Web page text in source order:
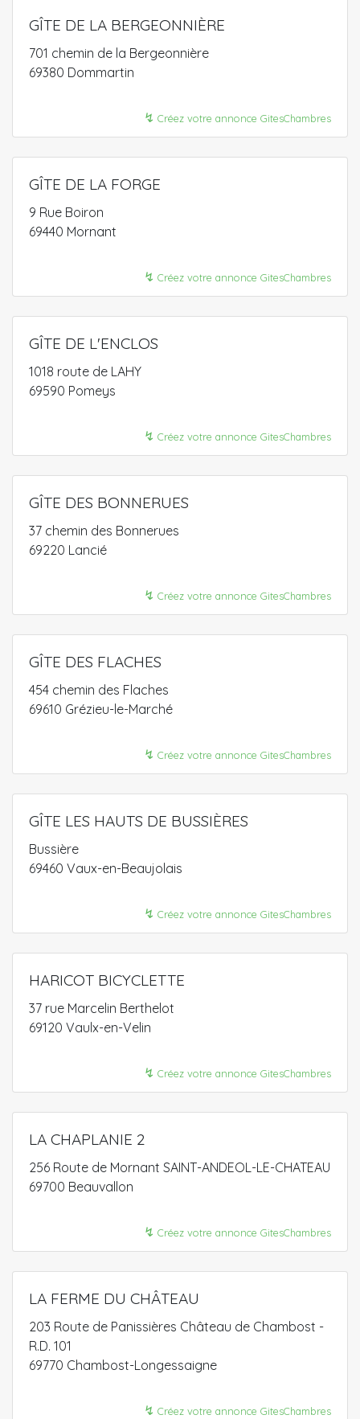
GÎTE DE LA BERGEONNIÈRE
701 chemin de la Bergeonnière
69380 Dommartin
↯ Créez votre annonce GitesChambres
GÎTE DE LA FORGE
9 Rue Boiron
69440 Mornant
↯ Créez votre annonce GitesChambres
GÎTE DE L'ENCLOS
1018 route de LAHY
69590 Pomeys
↯ Créez votre annonce GitesChambres
GÎTE DES BONNERUES
37 chemin des Bonnerues
69220 Lancié
↯ Créez votre annonce GitesChambres
GÎTE DES FLACHES
454 chemin des Flaches
69610 Grézieu-le-Marché
↯ Créez votre annonce GitesChambres
GÎTE LES HAUTS DE BUSSIÈRES
Bussière
69460 Vaux-en-Beaujolais
↯ Créez votre annonce GitesChambres
HARICOT BICYCLETTE
37 rue Marcelin Berthelot
69120 Vaulx-en-Velin
↯ Créez votre annonce GitesChambres
LA CHAPLANIE 2
256 Route de Mornant SAINT-ANDEOL-LE-CHATEAU
69700 Beauvallon
↯ Créez votre annonce GitesChambres
LA FERME DU CHÂTEAU
203 Route de Panissières Château de Chambost -
R.D. 101
69770 Chambost-Longessaigne
↯ Créez votre annonce GitesChambres